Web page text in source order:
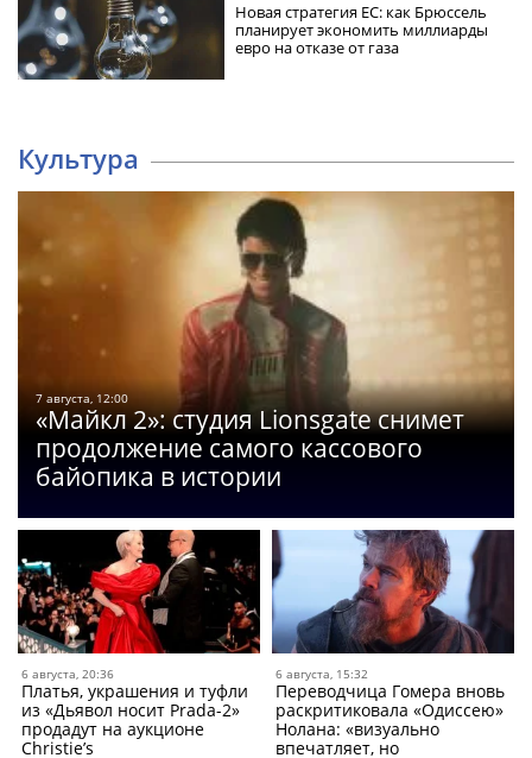
Новая стратегия ЕС: как Брюссель
планирует экономить миллиарды
евро на отказе от газа
Культура
7 августа, 12:00
«Майкл 2»: студия Lionsgate снимет
продолжение самого кассового
байопика в истории
6 августа, 20:36
Платья, украшения и туфли
из «Дьявол носит Prada-2»
продадут на аукционе
Christie’s
6 августа, 15:32
Переводчица Гомера вновь
раскритиковала «Одиссею»
Нолана: «визуально
впечатляет, но